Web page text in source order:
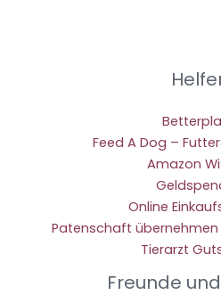
Feed A Dog –
Amazon
Online
Patenschaft
Tierarzt
Freunde